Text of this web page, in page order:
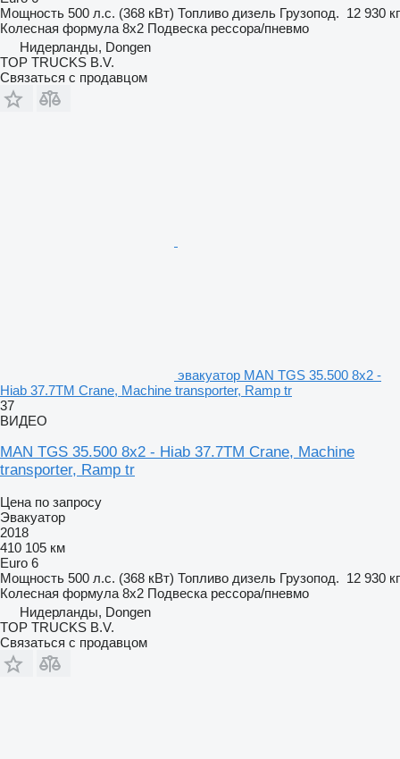
Мощность 500 л.с. (368 кВт) Топливо дизель Грузопод. 12 930 кг
Колесная формула 8x2 Подвеска рессора/пневмо
Нидерланды, Dongen
TOP TRUCKS B.V.
Связаться с продавцом
эвакуатор MAN TGS 35.500 8x2 -
Hiab 37.7TM Crane, Machine transporter, Ramp tr
37
ВИДЕО
MAN TGS 35.500 8x2 - Hiab 37.7TM Crane, Machine
transporter, Ramp tr
Цена по запросу
Эвакуатор
2018
410 105 км
Euro 6
Мощность 500 л.с. (368 кВт) Топливо дизель Грузопод. 12 930 кг
Колесная формула 8x2 Подвеска рессора/пневмо
Нидерланды, Dongen
TOP TRUCKS B.V.
Связаться с продавцом